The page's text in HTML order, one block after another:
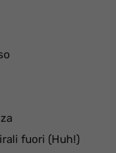
fuori (Huh!)